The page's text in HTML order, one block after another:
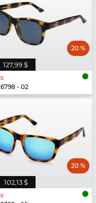
127,99 $
20 %
- 02
102,13 $
20 %